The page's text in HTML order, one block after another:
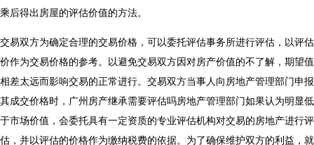
乘后得出房屋的评估价值的方法。
交易双方为确定合理的交易价格，可以委托评估事务所进行评估，以评估
价作为交易价格的参考。以避免交易双方因对房产价值的不了解，期望值
相差太远而影响交易的正常进行。交易双方当事人向房地产管理部门申报
其成交价格时， 广州房产继承需要评估吗房地产管理部门如果认为明显低
于市场价值，会委托具有一定资质的专业评估机构对交易的房地产进行评
估，并以评估的价格作为缴纳税费的依据。为了确保维护双方的利益，就